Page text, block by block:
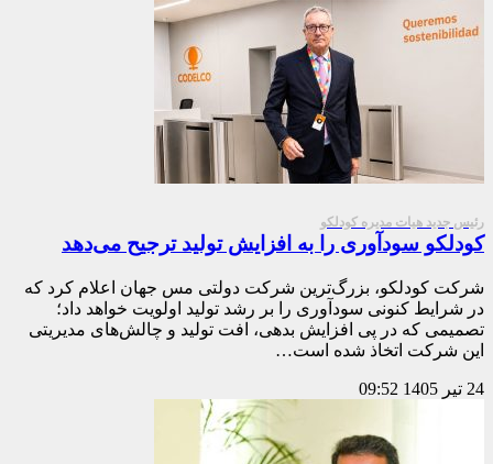
رئیس جدید هیات مدیره کودلکو
کودلکو سودآوری را به افزایش تولید ترجیح می‌دهد
شرکت کودلکو، بزرگ‌ترین شرکت دولتی مس جهان اعلام کرد که
در شرایط کنونی سودآوری را بر رشد تولید اولویت خواهد داد؛
تصمیمی که در پی افزایش بدهی، افت تولید و چالش‌های مدیریتی
این شرکت اتخاذ شده است…
24 تیر 1405 09:52